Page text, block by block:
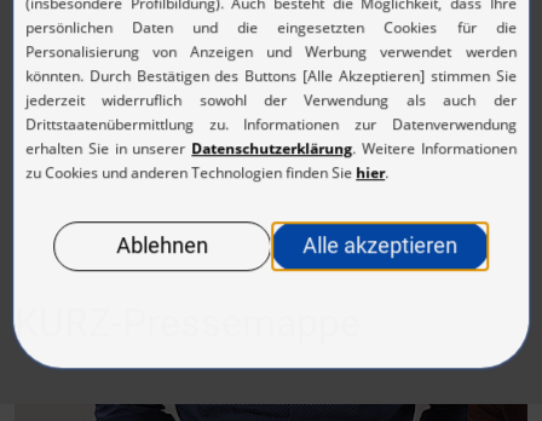
(JPG, 691.36 KB)
KURZ-Pressemappe